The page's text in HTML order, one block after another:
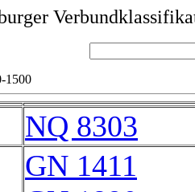
1500
NQ 8303
GN 1411